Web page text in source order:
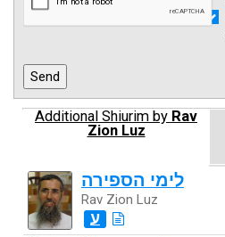
Additional Shiurim by Rav
Zion Luz
לימי הספירה
Rav Zion Luz
ע